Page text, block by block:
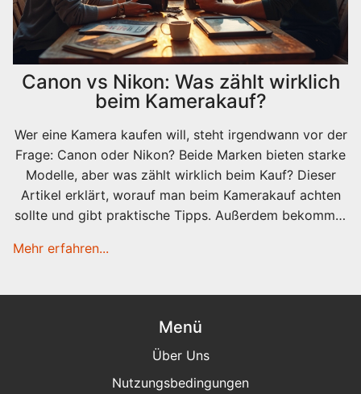
Canon vs Nikon: Was zählt wirklich
beim Kamerakauf?
Wer eine Kamera kaufen will, steht irgendwann vor der
Frage: Canon oder Nikon? Beide Marken bieten starke
Modelle, aber was zählt wirklich beim Kauf? Dieser
Artikel erklärt, worauf man beim Kamerakauf achten
sollte und gibt praktische Tipps. Außerdem bekommst
den wichtigsten Unterschieden. Am Ende weißt du, mit
Mehr erfahren...
Menü
Über Uns
Nutzungsbedingungen